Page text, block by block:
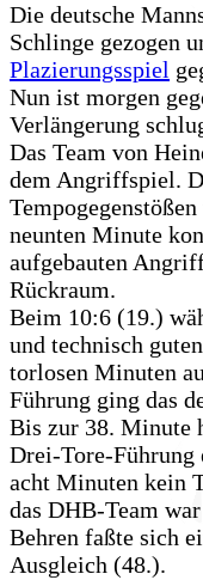
Die deutsche
Schlinge gezogen
Plazierungsspiel
Nun ist morgen
Verlängerung
Das Team von
dem Angriffspiel.
neunten Minute
aufgebauten
Rückraum.
Beim 10:6 (19.)
und technisch
torlosen Minuten
Führung ging das
Bis zur 38. Minute
Drei-Tore-Führung
acht Minuten kein
das DHB-Team
Behren faßte sich
Ausgleich (48.).